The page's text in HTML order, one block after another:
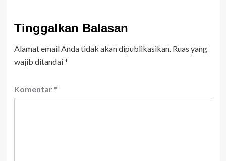
Tinggalkan Balasan
Alamat email Anda tidak akan dipublikasikan. Ruas yang
wajib ditandai*
Komentar *